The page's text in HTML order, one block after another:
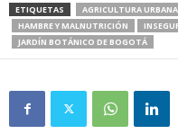
ETIQUETAS AGRICULTURA URBANA
HAMBRE Y MALNUTRICIÓN
JARDÍN BOTÁNICO DE BOGOTÁ